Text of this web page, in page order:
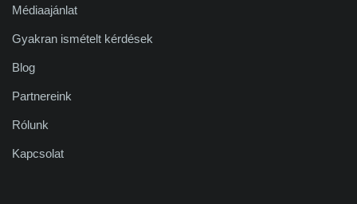
Médiaajánlat
Gyakran ismételt kérdések
Blog
Partnereink
Rólunk
Kapcsolat